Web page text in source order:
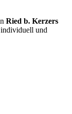
Ried b. Kerzers
und